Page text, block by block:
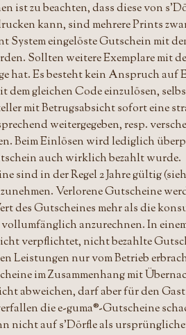
ist zu beachten, dass diese von
kann, sind mehrere Prints
System eingelöste Gutschein mit
Sollten weitere Exemplare mit
hat. Es besteht kein Anspruch
dem gleichen Code einzulösen,
mit Betrugsabsicht sofort eine
weitergegeben, resp.
Beim Einlösen wird lediglich
auch wirklich bezahlt wurde.
sind in der Regel 2 Jahre gültig
Verlorene Gutscheine
des Gutscheines mehr als die
anzurechnen. In
verpflichtet, nicht bezahlte
Leistungen nur vom Betrieb
im Zusammenhang mit
abweichen, darf aber für den
die e-guma®-Gutscheine
nicht auf s'Dörfle als